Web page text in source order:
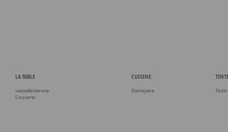
LA TABLE
vaisselle/service
Couverts
CUISINE
Demeyere Tintin